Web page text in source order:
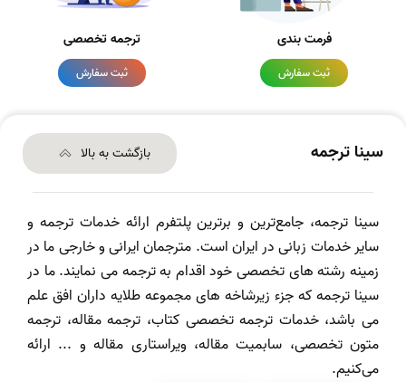
فرمت بندی
ثبت سفارش
ترجمه تخصصی
ثبت سفارش
سینا ترجمه بازگشت به بالا
سینا ترجمه، جامع‌ترین و برترین پلتفرم ارائه خدمات ترجمه و
سایر خدمات زبانی در ایران است. مترجمان ایرانی و خارجی ما در
زمینه رشته های تخصصی خود اقدام به ترجمه می نمایند. ما در
سینا ترجمه که جزء زیرشاخه های مجموعه طلایه داران افق علم
می باشد، خدمات ترجمه تخصصی کتاب، ترجمه مقاله، ترجمه
متون تخصصی، سابمیت مقاله، ویراستاری مقاله و ... ارائه
می‌کنیم.